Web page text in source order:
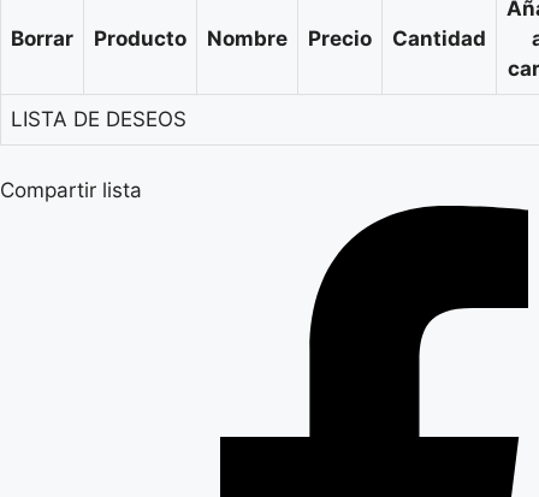
Borrar Producto Nombre Precio Cantidad
LISTA DE DESEOS
Compartir lista